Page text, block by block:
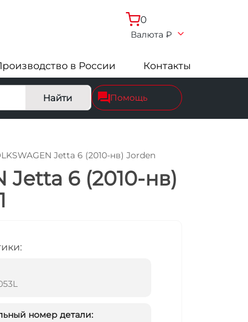
0
Валюта ₽
в России Контакты
Найти Помощь
Jetta 6 (2010-нв) Jorden
Jetta 6 (2010-нв)
номер детали: